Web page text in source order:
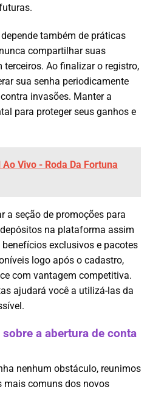
também de práticas
compartilhar suas
terceiros. Ao finalizar o registro,
sua senha periodicamente
invasões. Manter a
para proteger seus ganhos e
Vivo - Roda Da Fortuna
a seção de promoções para
na plataforma assim
exclusivos e pacotes
logo após o cadastro,
com vantagem competitiva.
ajudará você a utilizá-las da
a abertura de conta
nenhum obstáculo, reunimos
mais comuns dos novos